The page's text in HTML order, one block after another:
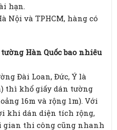
hạn.
Nội và TPHCM, hàng có
Hàn Quốc bao nhiêu
Đài Loan, Đức, Ý là
thì khổ giấy dán tường
16m và rộng 1m). Với
khi dán diện tích rộng,
gian thi công cũng nhanh